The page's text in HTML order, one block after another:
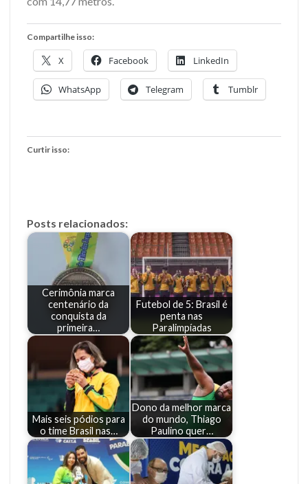
Compartilhe isso:
X Facebook LinkedIn
WhatsApp Telegram Tumblr
Curtir isso:
Posts relacionados:
Cerimônia marca
centenário da
conquista da
primeira…
Futebol de 5: Brasil é
penta nas
Paralimpíadas
Mais seis pódios para
o time Brasil nas…
Dono da melhor marca
do mundo, Thiago
Paulino quer…